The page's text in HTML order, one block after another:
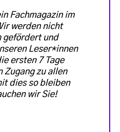
Fachmagazin im
werden nicht
gefördert und
Leser*innen
ersten 7 Tage
Zugang zu allen
dies so bleiben
wir Sie!